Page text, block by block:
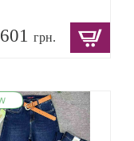
601грн.